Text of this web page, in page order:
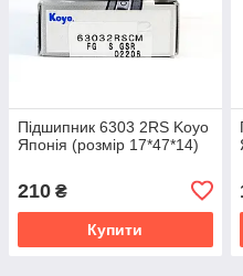
Підшипник 6303 2RS Koyo
Японія (розмір 17*47*14)
210 ₴
Купити